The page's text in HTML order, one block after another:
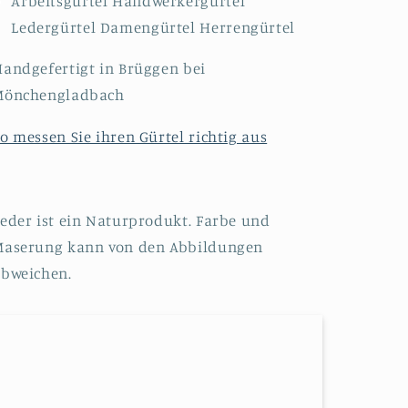
Ledergürtel Damengürtel Herrengürtel
in Brüggen bei
messen Sie ihren Gürtel richtig aus
ist ein Naturprodukt. Farbe und
kann von den Abbildungen